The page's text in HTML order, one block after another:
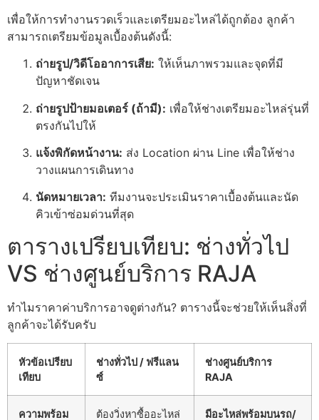
เพื่อให้การทำงานรวดเร็วและเตรียมอะไหล่ได้ถูกต้อง ลูกค้า
สามารถเตรียมข้อมูลเบื้องต้นดังนี้:
ถ่ายรูป/วิดีโออาการเสีย: ให้เห็นภาพรวมและจุดที่มี
ปัญหาชัดเจน
ถ่ายรูปป้ายมอเตอร์ (ถ้ามี): เพื่อให้ช่างเตรียมอะไหล่รุ่นที่
ตรงกันไปให้
แจ้งพิกัดหน้างาน: ส่ง Location ผ่าน Line เพื่อให้ช่าง
วางแผนการเดินทาง
นัดหมายเวลา: ทีมงานจะประเมินราคาเบื้องต้นและนัด
คิวเข้าซ่อมด่วนที่สุด
ตารางเปรียบเทียบ: ช่างทั่วไป
VS ช่างศูนย์บริการ RAJA
ทำไมราคาค่าบริการอาจดูต่างกัน? ตารางนี้จะช่วยให้เห็นสิ่งที่
ลูกค้าจะได้รับครับ
หัวข้อเปรียบ
เทียบ
ช่างทั่วไป / ฟรีแลน
ซ์
ช่างศูนย์บริการ
RAJA
ความพร้อม ต้องวิ่งหาซื้ออะไหล่ มีอะไหล่พร้อมบนรถ/